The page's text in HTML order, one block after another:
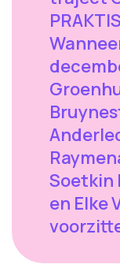
Soetkin
en Elke